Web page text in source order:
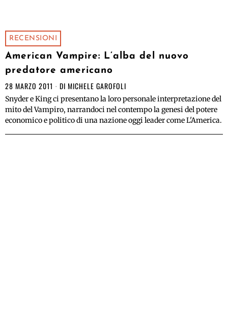
RECENSIONI
American Vampire: L’alba del nuovo
predatore americano
28 MARZO 2011 DI MICHELE GAROFOLI
Snyder e King ci presentano la loro personale interpretazione del
mito del Vampiro, narrandoci nel contempo la genesi del potere
economico e politico di una nazione oggi leader come L'America.